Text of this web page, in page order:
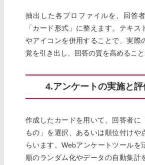
抽出した各プロファイルを、回答
「カード形式」に整えます。テキス
やアイコンを併用することで、実際
覚を引き出し、回答の質を高めること
4.アンケートの実施と
作成したカードを用いて、回答者に
もの」を選択、あるいは順位付けや
らいます。Webアンケートツールを
順のランダム化やデータの自動集計